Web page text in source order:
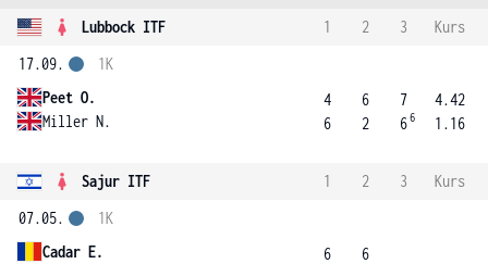
Lubbock ITF 1 2 3
Kurs
17.09.
Peet O.
Miller N.
1K
4
6
6
2
7
66
4.42
1.16
Sajur ITF 1 2 3
Kurs
07.05.
Cadar E.
1K
6
6